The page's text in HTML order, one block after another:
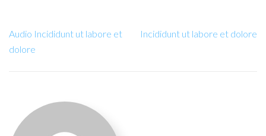
Audio Incididunt ut labore et
dolore
Incididunt ut labore et dolore